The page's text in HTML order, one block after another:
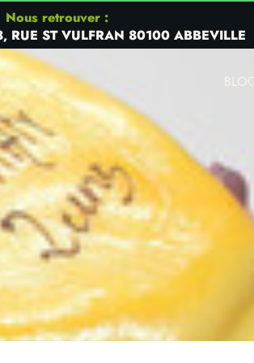
Nous retrouver :
RUE ST VULFRAN 80100 ABBEVILLE